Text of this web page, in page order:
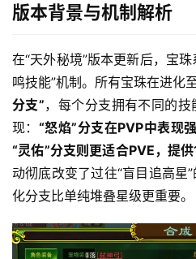
版本背景与机制解析
在“天外秘境”版本更新后，宝
鸣技能”机制。所有宝珠在进化
分支”，每个分支拥有不同的
现： “怒焰”分支在PVP中表现
“灵佑”分支则更适合PVE，提
动彻底改变了过往“盲目追高星
化分支比单纯堆叠星级更重要。